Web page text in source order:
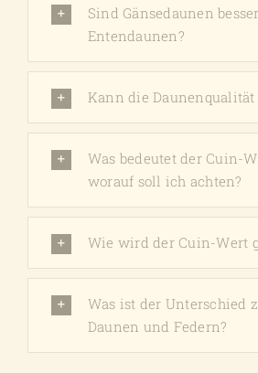
Sind Gänsedaunen
Entendaunen?
Kann die Daunenqualität
Was bedeutet der Cuin-
worauf soll ich achten?
Wie wird der Cuin-Wert
Was ist der Unterschied
Daunen und Federn?